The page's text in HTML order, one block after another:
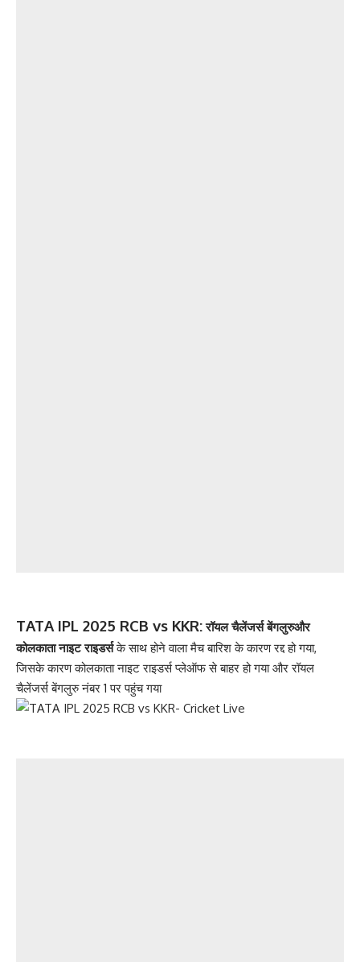
TATA IPL 2025 RCB vs KKR:रॉयल चैलेंजर्स बेंगलुरुऔर
कोलकाता नाइट राइडर्सके साथ होने वाला मैच बारिश के कारण रद्द हो गया,
जिसके कारण कोलकाता नाइट राइडर्सप्लेऑफ से बाहर हो गया और रॉयल
चैलेंजर्स बेंगलुरु नंबर 1 पर पहुंच गया